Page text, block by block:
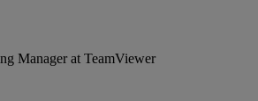
Manager at TeamViewer